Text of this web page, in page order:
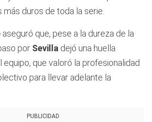
duros de toda la serie.
aseguró que, pese a la dureza de la
por Sevilla dejó una huella
equipo, que valoró la profesionalidad
para llevar adelante la
PUBLICIDAD